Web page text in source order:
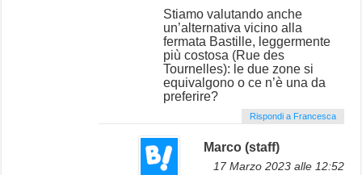
Stiamo valutando anche
un’alternativa vicino alla
fermata Bastille, leggermente
più costosa (Rue des
Tournelles): le due zone si
equivalgono o ce n’è una da
preferire?
Rispondi a Francesca
Marco (staff)
17 Marzo 2023 alle 12:52